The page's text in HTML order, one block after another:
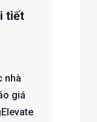
tiết
nhà
giá